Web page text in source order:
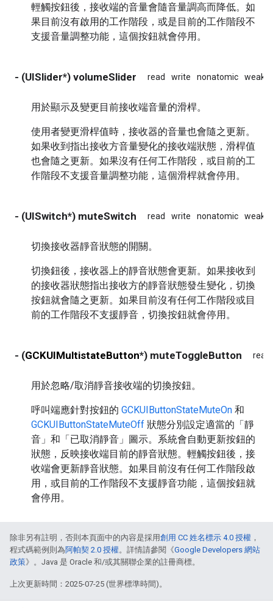
輕觸按鈕後，接收端的音量會隨音量調高而降低。如
果目前沒有啟用的工作階段，或是目前的工作階段不
支援音量調整功能，這個按鈕就會停用。
- (UISlider*) volumeSlider read write nonatomic weak
用於顯示及變更目前接收端音量的滑桿。
使用者變更滑桿值時，接收器的音量也會隨之更新。
如果收到指出接收方音量變化的接收端狀態，滑桿值
也會隨之更新。如果沒有任何工作階段，或目前的工
作階段不支援音量調整功能，這個滑桿就會停用。
- (UISwitch*) muteSwitch read write nonatomic weak
切換接收器靜音狀態的開關。
切換鈕後，接收器上的靜音狀態會更新。如果接收到
的接收器狀態指出接收方的靜音狀態發生變化，切換
按鈕就會隨之更新。如果目前沒有任何工作階段或目
前的工作階段不支援靜音，切換按鈕就會停用。
- (GCKUIMultistateButton*) muteToggleButton read
用於忽略/取消靜音接收端的切換按鈕。
呼叫端應針對按鈕的 GCKUIButtonStateMuteOn 和
GCKUIButtonStateMuteOff 狀態分別設定適當的「靜
音」和「已取消靜音」圖示。系統會自動更新按鈕的
狀態，反映接收端目前的靜音狀態。輕觸按鈕後，接
收端會更新靜音狀態。如果目前沒有任何工作階段啟
用，或目前的工作階段不支援靜音功能，這個按鈕就
會停用。
除非另有註明，否則本頁面中的內容是採用創用 CC 姓名標示 4.0 授權 ，
程式碼範例則為阿帕契 2.0 授權。詳情請參閱《Google Developers 網站
政策》。Java 是 Oracle 和/或其關聯企業的註冊商標。
上次更新時間：2025-07-25 (世界標準時間)。